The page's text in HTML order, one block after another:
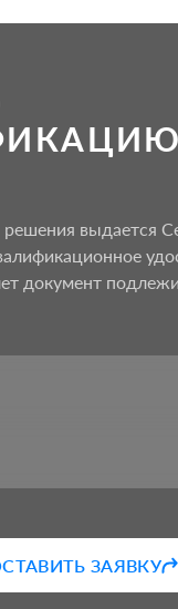
выдается
документ
ЗАЯВКУ